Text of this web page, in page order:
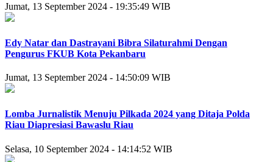
Jumat, 13 September 2024 - 19:35:49 WIB
Edy Natar dan Dastrayani Bibra Silaturahmi Dengan
Pengurus FKUB Kota Pekanbaru
Jumat, 13 September 2024 - 14:50:09 WIB
Lomba Jurnalistik Menuju Pilkada 2024 yang Ditaja Polda
Riau Diapresiasi Bawaslu Riau
Selasa, 10 September 2024 - 14:14:52 WIB